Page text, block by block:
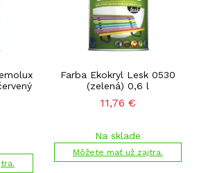
Farba Ekokryl Lesk 0530
(zelená) 0,6 l
11,76 €
Na sklade
Môžete mať už zajtra.